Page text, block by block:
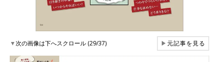
▼次の画像は下へスクロール (29/37) ▶元記事を見る